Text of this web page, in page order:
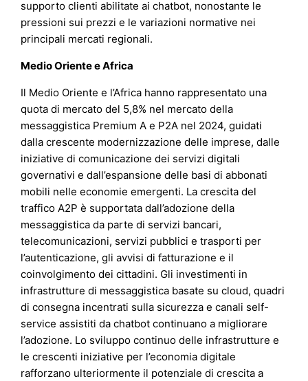
supporto clienti abilitate ai chatbot, nonostante le
pressioni sui prezzi e le variazioni normative nei
principali mercati regionali.
Medio Oriente e Africa
Il Medio Oriente e l’Africa hanno rappresentato una
quota di mercato del 5,8% nel mercato della
messaggistica Premium A e P2A nel 2024, guidati
dalla crescente modernizzazione delle imprese, dalle
iniziative di comunicazione dei servizi digitali
governativi e dall’espansione delle basi di abbonati
mobili nelle economie emergenti. La crescita del
traffico A2P è supportata dall’adozione della
messaggistica da parte di servizi bancari,
telecomunicazioni, servizi pubblici e trasporti per
l’autenticazione, gli avvisi di fatturazione e il
coinvolgimento dei cittadini. Gli investimenti in
infrastrutture di messaggistica basate su cloud, quadri
di consegna incentrati sulla sicurezza e canali self-
service assistiti da chatbot continuano a migliorare
l’adozione. Lo sviluppo continuo delle infrastrutture e
le crescenti iniziative per l’economia digitale
rafforzano ulteriormente il potenziale di crescita a